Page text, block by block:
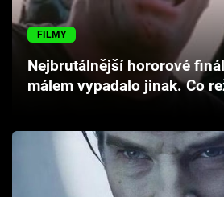
Cool Esport
Pořady
Sledujte prima+
Přihlášení
FILMY
Nejbrutálnější hororové
málem vypadalo jinak. Co